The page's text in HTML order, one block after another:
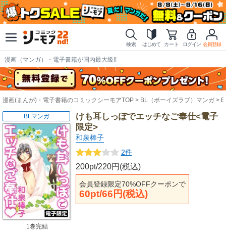
検索 はじめて カート ログイン 会員登録
漫画（マンガ）・電子書籍が国内最大級!!
漫画(まんが)・電子書籍のコミックシーモアTOP BL（ボーイズラブ）マンガ
けも耳しっぽでエッチなご奉仕<電子
限定>
和泉棒子
2件
200pt/220円(税込)
会員登録限定70%OFFクーポンで
60pt/66円(税込)
BLマンガ
1巻完結